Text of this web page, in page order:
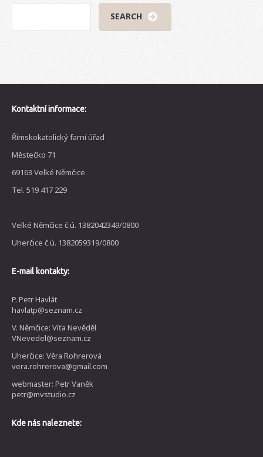
Kontaktní informace:
Římskokatolický farní úřad
Městečko 71
69163 Velké Němčice
Tel. 519 417 229
Velké Němčice č.ú. 1382042349/0800
Uherčice č.ú. 1382059319/0800
E-mail kontakty:
P. Petr Havlát
havlatp@seznam.cz
V. Němčice: Víťa Nevěděl
VNevedel@seznam.cz
Uherčice: Věra Rohrerová
vera.rohrerova@gmail.com
webmaster: Petr Vaněk
petr@mvstudio.cz
Kde nás naleznete: